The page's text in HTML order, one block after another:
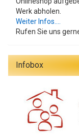
Werk abholen.
Weiter Infos....
Rufen Sie uns
Infobox